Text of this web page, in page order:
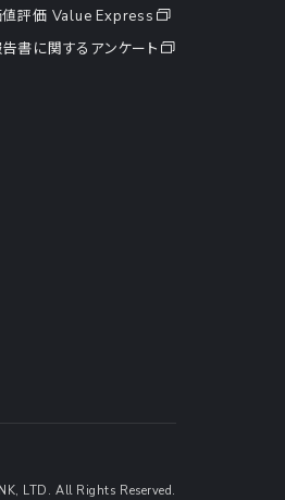
値評価 Value Express
書に関するアンケート
LTD. All Rights Reserved.